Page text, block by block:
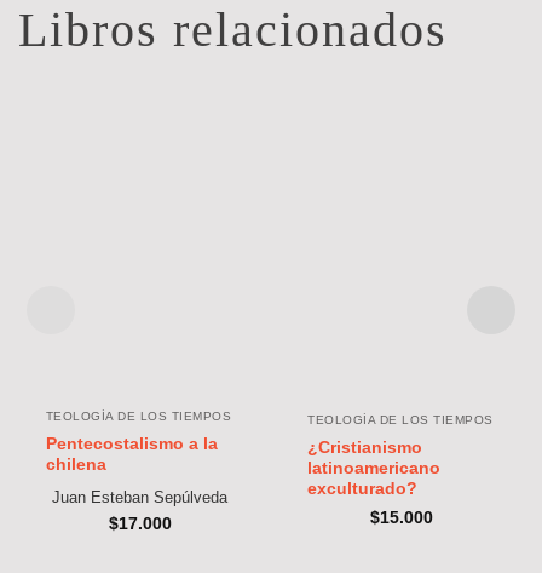
Libros relacionados
TEOLOGÍA DE LOS TIEMPOS
Pentecostalismo a la
chilena
Juan Esteban Sepúlveda
$17.000
TEOLOGÍA DE LOS TIEMPOS
¿Cristianismo
latinoamericano
exculturado?
$15.000